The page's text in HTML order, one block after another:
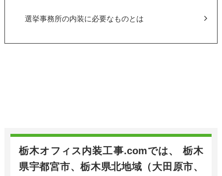
選挙事務所の内装に必要なものとは
栃木オフィス内装工事.comでは、 栃木
県宇都宮市、栃木県北地域（大田原市、